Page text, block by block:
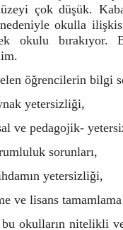
çok düşük.
nedeniyle okulla
okulu bırakıyor.
öğrencilerin bilgi
yetersizliği,
ve pedagojik-
sorunları,
yetersizliği,
ve lisans
bu okulların nitelikli